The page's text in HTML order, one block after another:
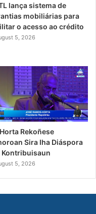
lança sistema de
mobiliárias para
o acesso ao crédito
5, 2026
Rekoñese
Sira Iha Diáspora
Kontribuisaun
5, 2026